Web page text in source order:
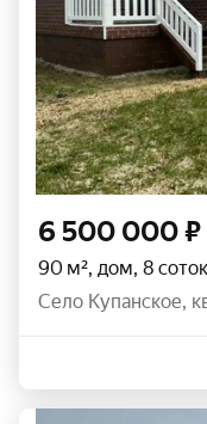
6 500 000 ₽
90 м², дом, 8
село Купанское,